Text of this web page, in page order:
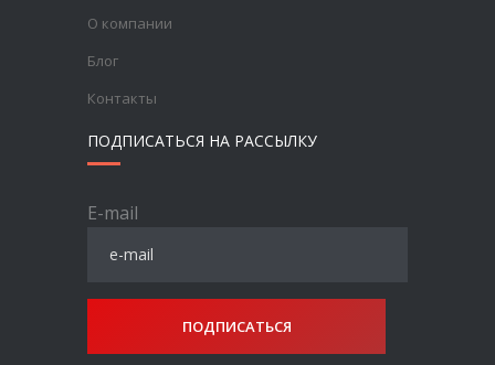
О компании
Блог
Контакты
ПОДПИСАТЬСЯ НА РАССЫЛКУ
E-mail
ПОДПИСАТЬСЯ